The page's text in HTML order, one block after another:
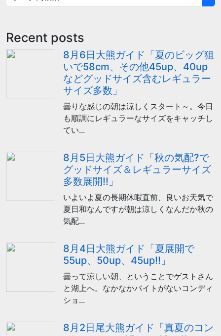
Recent posts
8月6日大熊ガイド「夏のビッグ狙
いで58cm、その他45up、40up
などグッドサイズ含むレギュラー
サイズ多数」
曇りな感じの朝は涼しくスタート～。今日
も順調にレギュラーなサイズをキャッチし
てい...
8月5日大熊ガイド「秋の気配?で
グッドサイズ＆レギュラーサイズ
多数展開!!」
いよいよ夏の長期休暇直前、良いお天気で
夏日和なんですが朝は涼しくなんだか秋の
気配...
8月4日大熊ガイド「夏展開で
55up、50up、45up!!」
曇って涼しい朝、ということでゲストさん
と湖上へ。なかなかバイトがないコンディ
ショ...
8月2日尾大熊ガイド「真夏のコン